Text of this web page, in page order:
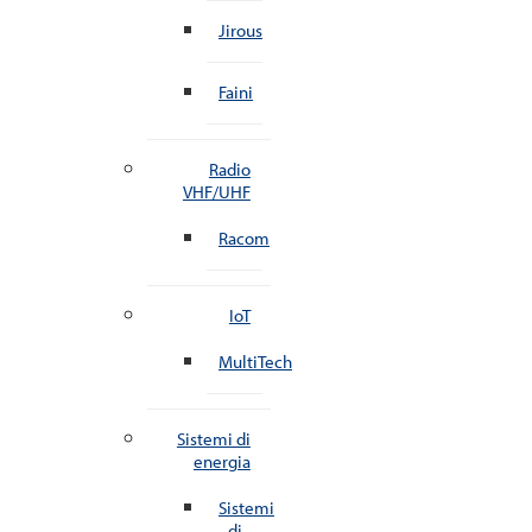
Jirous
Faini
Radio
VHF/UHF
Racom
IoT
MultiTech
Sistemi di
energia
Sistemi